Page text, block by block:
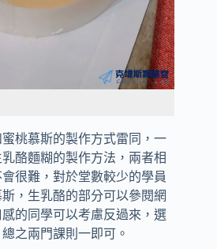
桃慕斯的製作方式雷同，一
酪麵糊的製作方法，兩者相
很難，對於堂數較少的學員
，生乳酪的部分可以參閱網
的同學可以考慮反過來，選
之兩門課則一即可。